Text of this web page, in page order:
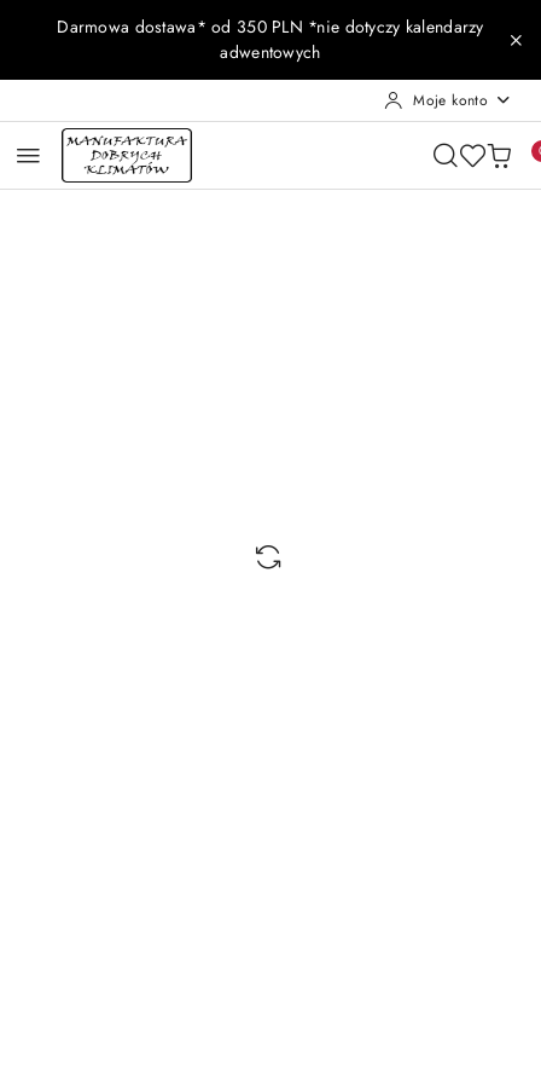
Przejdź do treści głównej
Przejdź do wyszukiwarki
Przejdź do moje konto
Przejdź do menu głównego
Przejdź do opisu produktu
Przejdź do stopki
Darmowa dostawa* od 350 PLN *nie dotyczy kalendarzy
adwentowych
Moje konto